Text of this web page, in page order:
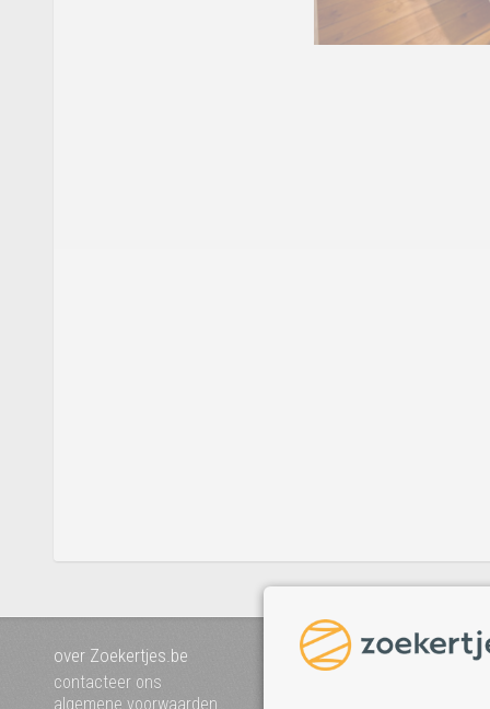
over Zoekertjes.be
contacteer ons
algemene voorwaarden
voeg uw zoekertje toe
mijn zoekertjes